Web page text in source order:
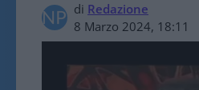
di Redazione
8 Marzo 2024, 18:11